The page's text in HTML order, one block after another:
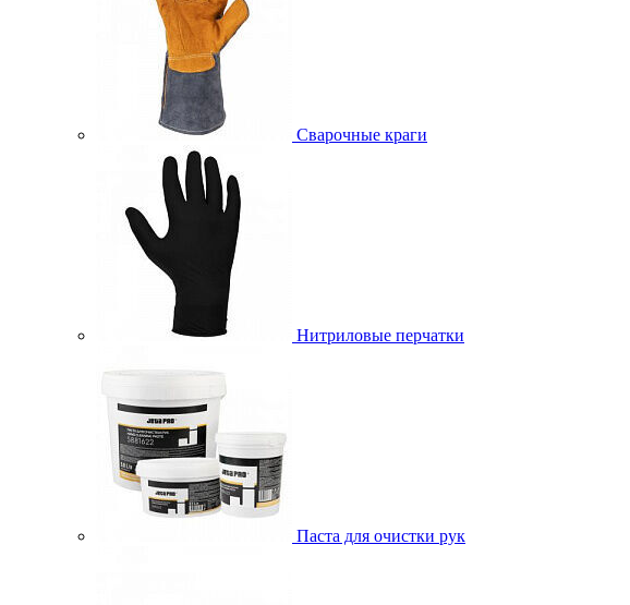
Сварочные краги
Нитриловые перчатки
Паста для очистки рук